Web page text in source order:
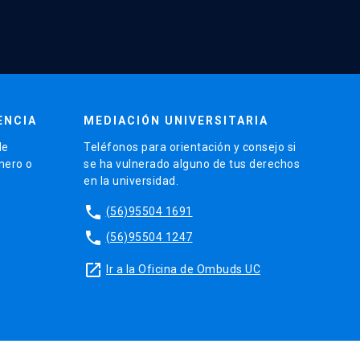
o
MEDIACIÓN UNIVERSITARIA
Teléfonos para orientación y consejo si
se ha vulnerado alguno de tus derechos
en la universidad.
phone (56)95504 1691
phone (56)95504 1247
launch Ir a la Oficina de Ombuds UC